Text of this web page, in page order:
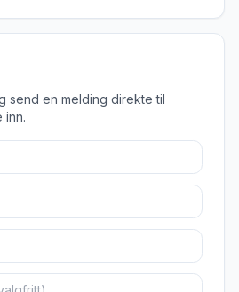
send en melding direkte til
inn.